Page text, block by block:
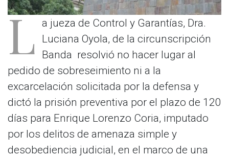
L a jueza de Control y Garantías, Dra.
Luciana Oyola, de la circunscripción
Banda resolvió no hacer lugar al
pedido de sobreseimiento ni a la
excarcelación solicitada por la defensa y
dictó la prisión preventiva por el plazo de 120
días para Enrique Lorenzo Coria, imputado
por los delitos de amenaza simple y
desobediencia judicial, en el marco de una